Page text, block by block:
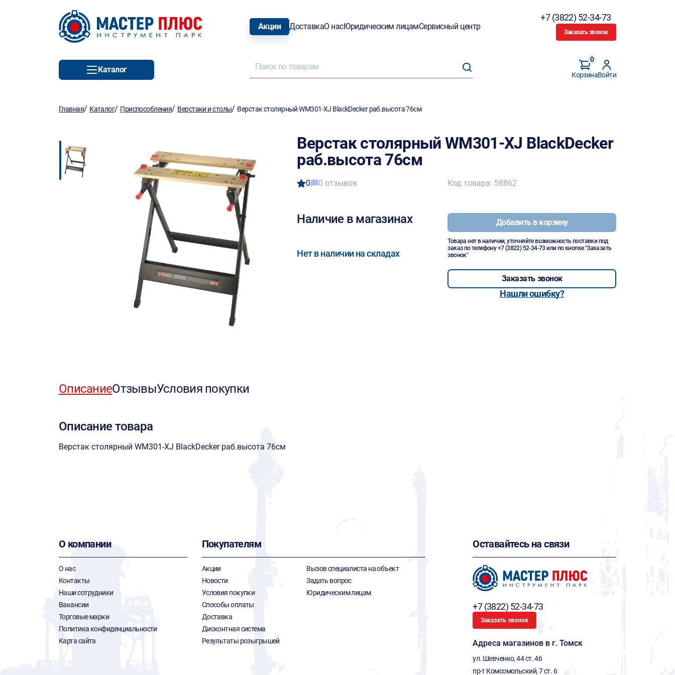
Акции ДоставкаО насЮридическим лицамСервисный центр
+7 (3822) 52-34-73
Заказать звонок
Каталог
Корзина
0
Войти
Главная/ Каталог/ Приспособления/ Верстаки и столы/ Верстак столярный WM301-XJ BlackDecker раб.высота 76см
Верстак столярный WM301-XJ BlackDecker
раб.высота 76см
0 0 отзывов
Наличие в магазинах
Нет в наличии на складах
Код товара: 58862
Добавить в корзину
Товара нет в наличии, уточняйте возможность поставки под
заказ по телефону+7 (3822) 52-34-73 или по кнопке "Заказать
звонок"
Заказать звонок
Нашли ошибку?
ОписаниеОтзывыУсловия покупки
Описание товара
Верстак столярный WM301-XJ BlackDecker раб.высота 76см
О компании
О нас
Контакты
Наши сотрудники
Вакансии
Торговые марки
Политика конфиденциальности
Карта сайта
Покупателям
Акции
Новости
Условия покупки
Способы оплаты
Доставка
Дисконтная система
Результаты розыгрышей
Вызов специалиста на объект
Задать вопрос
Юридическим лицам
Оставайтесь на связи
+7 (3822) 52-34-73
Заказать звонок
Адреса магазинов в г. Томск
ул. Шевченко, 44 ст. 46
пр-т Комсомольский, 7 ст. 6